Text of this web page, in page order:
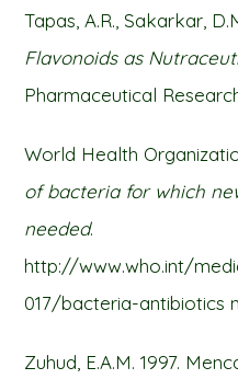
Tapas, A.R., Sakarkar,
Flavonoids as
Pharmaceutical
World Health
of bacteria for which
needed.
http://www.who.int/
017/bacteria-antibiotics
Zuhud, E.A.M. 1997.